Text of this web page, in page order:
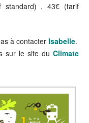
standard) , 43€ (tarif
à contacter Isabelle.
sur le site du Climate